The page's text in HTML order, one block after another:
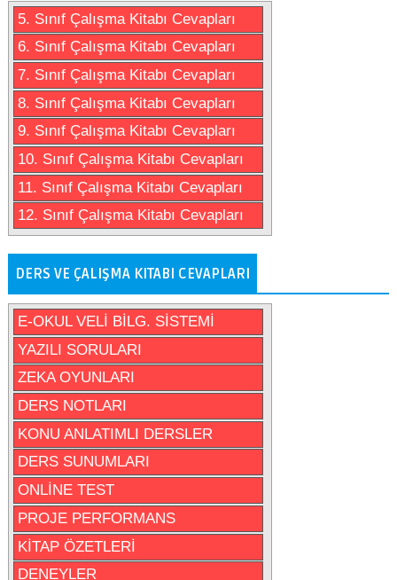
5. Sınıf Çalışma Kitabı Cevapları
6. Sınıf Çalışma Kitabı Cevapları
7. Sınıf Çalışma Kitabı Cevapları
8. Sınıf Çalışma Kitabı Cevapları
9. Sınıf Çalışma Kitabı Cevapları
10. Sınıf Çalışma Kitabı Cevapları
11. Sınıf Çalışma Kitabı Cevapları
12. Sınıf Çalışma Kitabı Cevapları
DERS VE ÇALIŞMA KITABI CEVAPLARI
E-OKUL VELİ BİLG. SİSTEMİ
YAZILI SORULARI
ZEKA OYUNLARI
DERS NOTLARI
KONU ANLATIMLI DERSLER
DERS SUNUMLARI
ONLİNE TEST
PROJE PERFORMANS
KİTAP ÖZETLERİ
DENEYLER